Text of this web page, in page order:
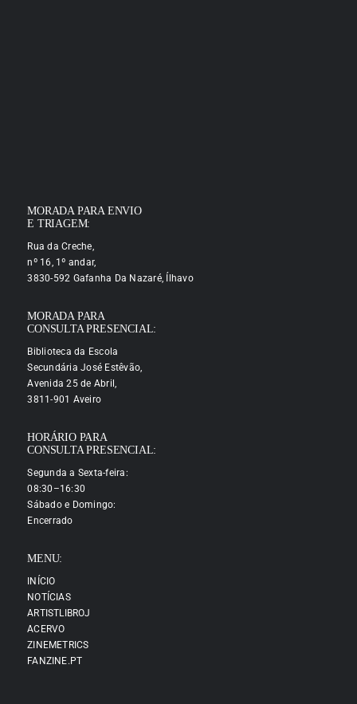
MORADA PARA ENVIO
E TRIAGEM:
Rua da Creche,
nº 16, 1º andar,
3830-592 Gafanha Da Nazaré, Ílhavo
MORADA PARA
CONSULTA PRESENCIAL:
Biblioteca da Escola
Secundária José Estêvão,
Avenida 25 de Abril,
3811-901 Aveiro
HORÁRIO PARA
CONSULTA PRESENCIAL:
Segunda a Sexta-feira:
08:30–16:30
Sábado e Domingo:
Encerrado
MENU:
INÍCIO
NOTÍCIAS
ARTISTLIBROJ
ACERVO
ZINEMETRICS
FANZINE.PT